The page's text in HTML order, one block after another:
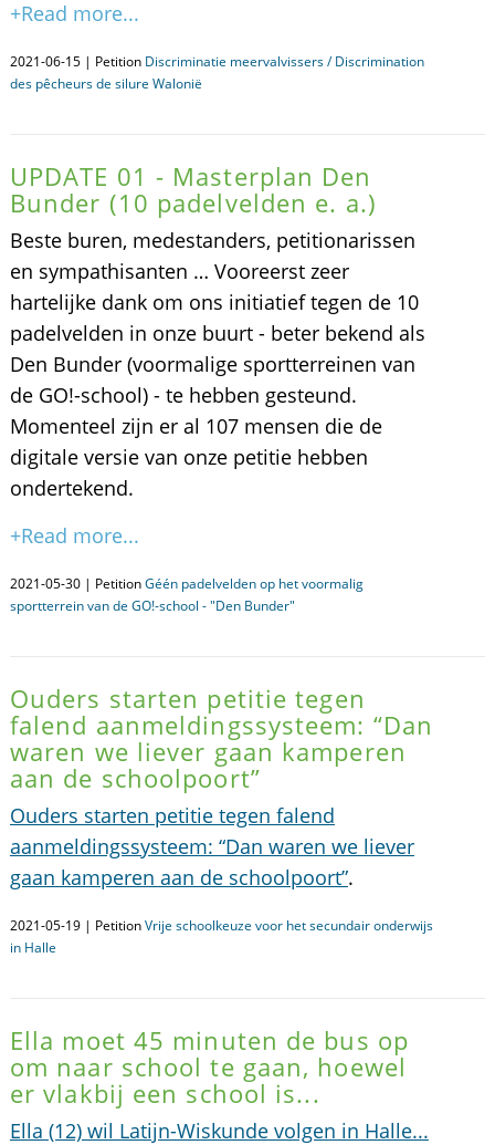
+Read more...
2021-06-15 | Petition Discriminatie meervalvissers / Discrimination
des pêcheurs de silure Walonië
UPDATE 01 - Masterplan Den
Bunder (10 padelvelden e. a.)
Beste buren, medestanders, petitionarissen
en sympathisanten … Vooreerst zeer
hartelijke dank om ons initiatief tegen de 10
padelvelden in onze buurt - beter bekend als
Den Bunder (voormalige sportterreinen van
de GO!-school) - te hebben gesteund.
Momenteel zijn er al 107 mensen die de
digitale versie van onze petitie hebben
ondertekend.
+Read more...
2021-05-30 | PetitionGéén padelvelden op het voormalig
sportterrein van de GO!-school - "Den Bunder"
Ouders starten petitie tegen
falend aanmeldingssysteem: “Dan
waren we liever gaan kamperen
aan de schoolpoort”
Ouders starten petitie tegen falend
aanmeldingssysteem: “Dan waren we liever
gaan kamperen aan de schoolpoort”.
2021-05-19 | PetitionVrije schoolkeuze voor het secundair onderwijs
in Halle
Ella moet 45 minuten de bus op
om naar school te gaan, hoewel
er vlakbij een school is...
Ella (12) wil Latijn-Wiskunde volgen in Halle...